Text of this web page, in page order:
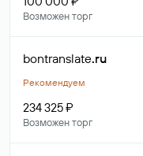
Возможен торг
bontranslate.ru
Рекомендуем
234 325 ₽
Возможен торг